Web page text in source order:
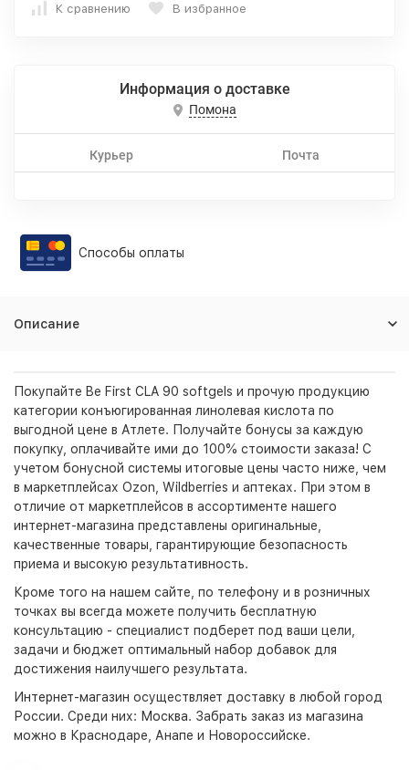
К сравнению В избранное
Информация о доставке
Помона
Курьер Почта
Способы оплаты
Описание
Покупайте Be First CLA 90 softgels и прочую продукцию
категории конъюгированная линолевая кислота по
выгодной цене в Атлете. Получайте бонусы за каждую
покупку, оплачивайте ими до 100% стоимости заказа! С
учетом бонусной системы итоговые цены часто ниже, чем
в маркетплейсах Ozon, Wildberries и аптеках. При этом в
отличие от маркетплейсов в ассортименте нашего
интернет-магазина представлены оригинальные,
качественные товары, гарантирующие безопасность
приема и высокую результативность.
Кроме того на нашем сайте, по телефону и в розничных
точках вы всегда можете получить бесплатную
консультацию - специалист подберет под ваши цели,
задачи и бюджет оптимальный набор добавок для
достижения наилучшего результата.
Интернет-магазин осуществляет доставку в любой город
России. Среди них: Москва. Забрать заказ из магазина
можно в Краснодаре, Анапе и Новороссийске.